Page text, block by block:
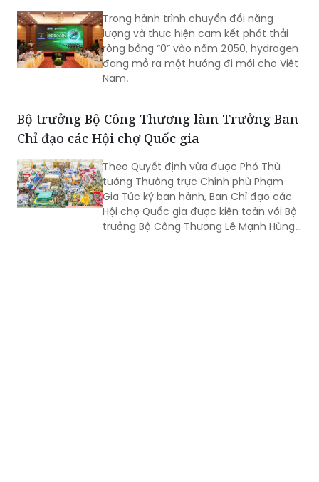
điều kiện cho hoạt động sản xuất, kinh
doanh phát triển bền vững.
Trong hành trình chuyển đổi năng
lượng và thực hiện cam kết phát thải
ròng bằng “0” vào năm 2050, hydrogen
đang mở ra một hướng đi mới cho Việt
Nam.
Bộ trưởng Bộ Công Thương làm Trưởng Ban
Chỉ đạo các Hội chợ Quốc gia
Theo Quyết định vừa được Phó Thủ
tướng Thường trực Chính phủ Phạm
Gia Túc ký ban hành, Ban Chỉ đạo các
Hội chợ Quốc gia được kiện toàn với Bộ
trưởng Bộ Công Thương Lê Mạnh Hùng